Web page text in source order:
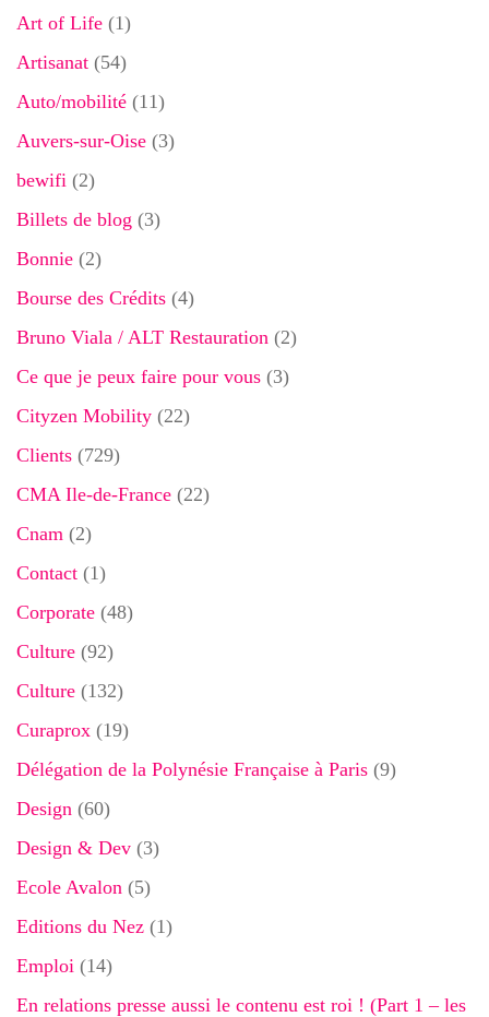
Art of Life (1)
Artisanat (54)
Auto/mobilité (11)
Auvers-sur-Oise (3)
bewifi (2)
Billets de blog (3)
Bonnie (2)
Bourse des Crédits (4)
Bruno Viala / ALT Restauration (2)
Ce que je peux faire pour vous (3)
Cityzen Mobility (22)
Clients (729)
CMA Ile-de-France (22)
Cnam (2)
Contact (1)
Corporate (48)
Culture (92)
Culture (132)
Curaprox (19)
Délégation de la Polynésie Française à Paris (9)
Design (60)
Design & Dev (3)
Ecole Avalon (5)
Editions du Nez (1)
Emploi (14)
En relations presse aussi le contenu est roi ! (Part 1 – les